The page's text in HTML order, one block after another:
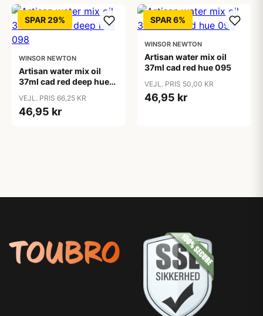
SPAR 29%
WINSOR NEWTON
Artisan water mix oil
37ml cad red deep hue
VEJL. PRIS 66,25 KR
46,95 kr
SPAR 6%
WINSOR NEWTON
Artisan water mix oil
37ml cad red hue 095
VEJL. PRIS 50,00 KR
46,95 kr